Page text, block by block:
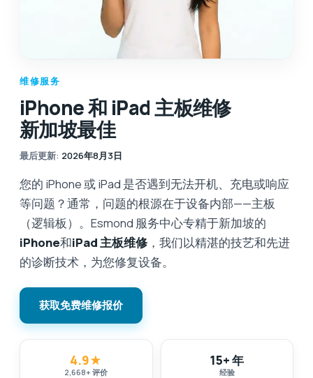
维修服务
iPhone 和 iPad 主板维修
新加坡最佳
最后更新: 2026年8月3日
您的 iPhone 或 iPad 是否遇到无法开机、充电或响应
等问题？通常，问题的根源在于设备内部——主板
（逻辑板）。Esmond 服务中心专精于新加坡的
iPhone和iPad 主板维修，我们以精湛的技艺和先进
的诊断技术，为您修复设备。
获取免费维修报价
4.9★
2,668+评价
15+ 年
经验